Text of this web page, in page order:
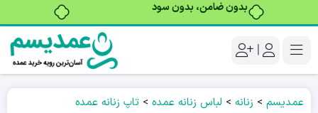
بدون ضامن، بدون سود
|
عمدیسم > زنانه > لباس زنانه عمده > تاپ زنانه عمده